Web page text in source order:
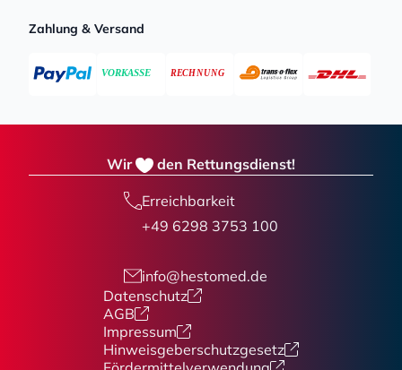
Zahlung & Versand
Wir den Rettungsdienst!
Erreichbarkeit
+49 6298 3753 100
info@hestomed.de
Datenschutz
AGB
Impressum
Hinweisgeberschutzgesetz